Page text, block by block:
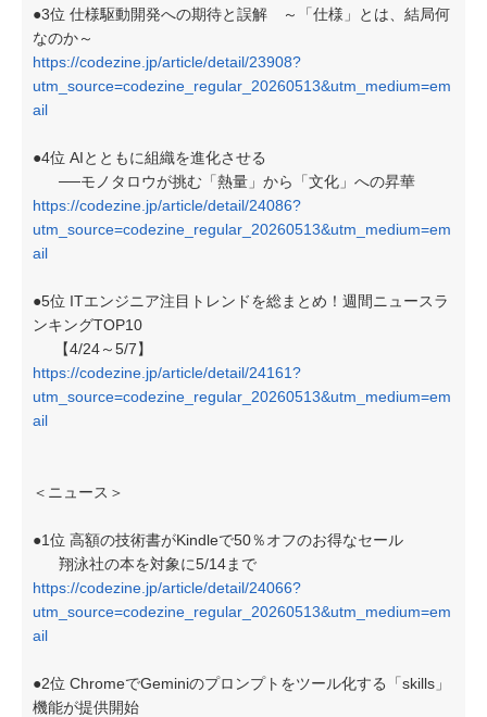
●3位 仕様駆動開発への期待と誤解 ～「仕様」とは、結局何
なのか～
https://codezine.jp/article/detail/23908?
utm_source=codezine_regular_20260513&utm_medium=em
ail
●4位 AIとともに組織を進化させる
──モノタロウが挑む「熱量」から「文化」への昇華
https://codezine.jp/article/detail/24086?
utm_source=codezine_regular_20260513&utm_medium=em
ail
●5位 ITエンジニア注目トレンドを総まとめ！週間ニュースラ
ンキングTOP10
【4/24～5/7】
https://codezine.jp/article/detail/24161?
utm_source=codezine_regular_20260513&utm_medium=em
ail
＜ニュース＞
●1位 高額の技術書がKindleで50％オフのお得なセール
翔泳社の本を対象に5/14まで
https://codezine.jp/article/detail/24066?
utm_source=codezine_regular_20260513&utm_medium=em
ail
●2位 ChromeでGeminiのプロンプトをツール化する「skills」
機能が提供開始